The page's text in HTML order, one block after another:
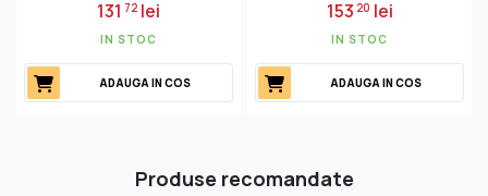
131 72 lei
IN STOC
ADAUGA IN COS
153 20 lei
IN STOC
ADAUGA IN COS
Produse recomandate